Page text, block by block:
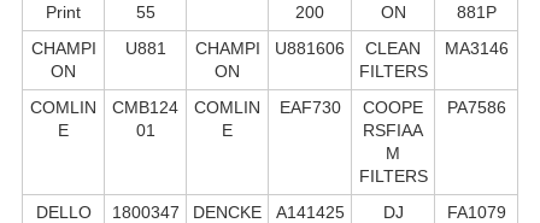
Print
55
200
ON
881P
CHAMPI
ON
U881
CHAMPI
ON
U881606
CLEAN
FILTERS
MA3146
COMLIN
E
CMB124
01
COMLIN
E
EAF730
COOPE
RSFIAA
M
FILTERS
PA7586
DELLO 1800347 DENCKE A141425 DJ FA1079